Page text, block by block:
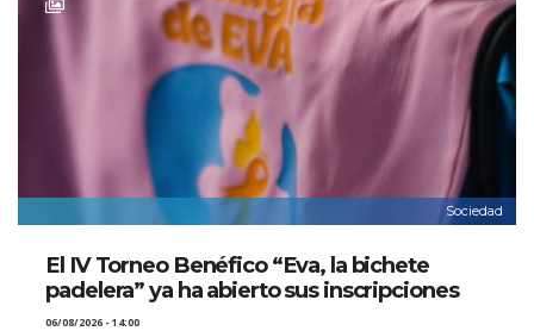
Sociedad
El IV Torneo Benéfico “Eva, la bichete
padelera” ya ha abierto sus inscripciones
06/08/2026 - 14:00